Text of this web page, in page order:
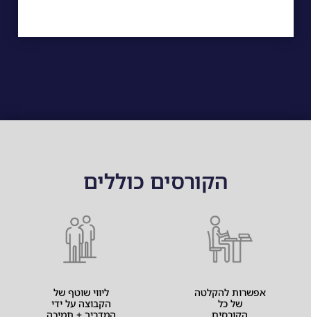
הקורסים כוללים
אפשרות להקלטה
של כל
ליווי שוטף של
הקבוצה על ידי